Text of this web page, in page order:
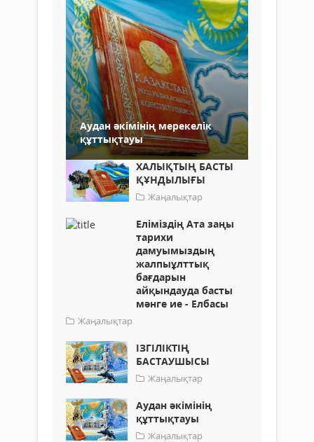
Аудан әкімінің мерекелік
құттықтауы
ХАЛЫҚТЫҢ БАСТЫ
ҚҰНДЫЛЫҒЫ
Жаңалықтар
Еліміздің Ата заңы
тарихи
дамуымыздың
жалпыұлттық
бағдарын
айқындауда басты
мәнге ие - Елбасы
Жаңалықтар
ІЗГІЛІКТІҢ
БАСТАУШЫСЫ
Жаңалықтар
Аудан әкімінің
құттықтауы
Жаңалықтар